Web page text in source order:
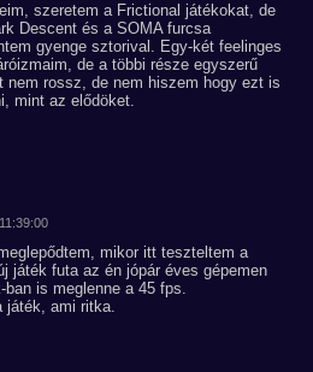
szeretem a Frictional játékokat, de
Descent és a SOMA furcsa
gyenge sztorival. Egy-két feelinges
de a többi része egyszerű
nem rossz, de nem hiszem hogy ezt is
mint az elődöket.
mikor itt teszteltem a
játék futa az én jópár éves gépemen
is meglenne a 45 fps.
játék, ami ritka.